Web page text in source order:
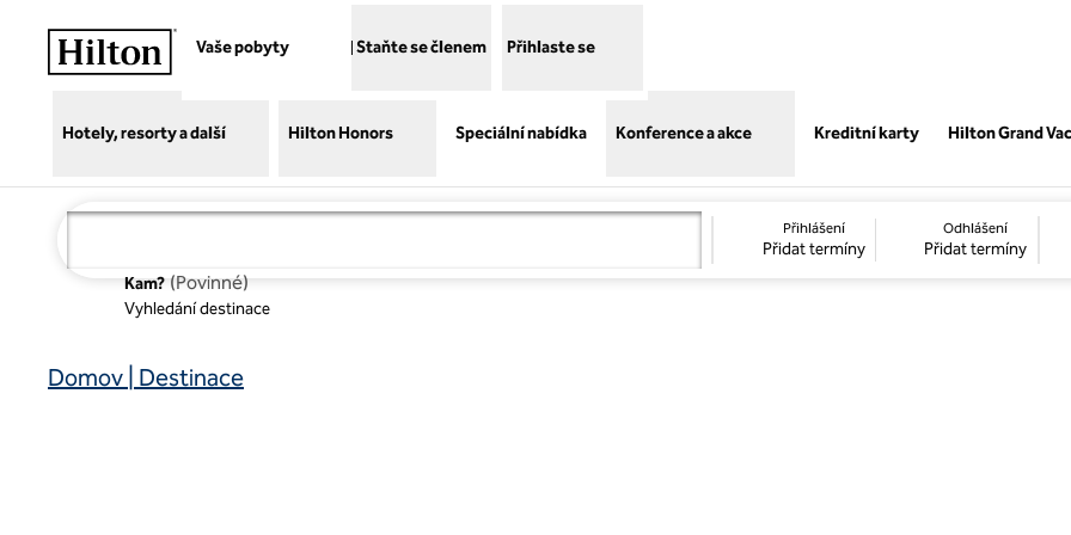
Vaše pobyty Staňte se členem Přihlaste se
Hotely, resorty a další Hilton Honors Speciální nabídka Konference a akce Kreditní karty Hilton Grand
Kam? (Povinné)
Vyhledání destinace
Přihlášení
Přidat termíny
Odhlášení
Přidat termíny
Domov | Destinace